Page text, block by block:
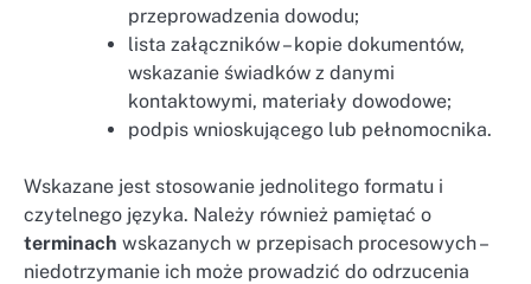
przeprowadzenia dowodu;
lista załączników – kopie dokumentów,
wskazanie świadków z danymi
kontaktowymi, materiały dowodowe;
podpis wnioskującego lub pełnomocnika.
Wskazane jest stosowanie jednolitego formatu i
czytelnego języka. Należy również pamiętać o
terminach wskazanych w przepisach procesowych –
niedotrzymanie ich może prowadzić do odrzucenia